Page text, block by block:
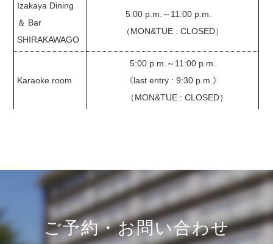
Izakaya Dining
＆ Bar
SHIRAKAWAGO
5:00 p.m.～11:00 p.m.
（MON&TUE : CLOSED）
Karaoke room
5:00 p.m.～11:00 p.m.
《last entry : 9:30 p.m.》
（MON&TUE : CLOSED）
ご予約・お問い合わせ